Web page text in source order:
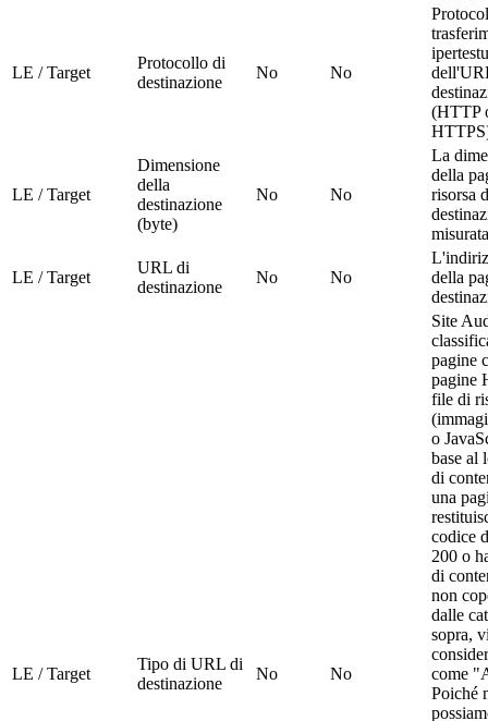
LE / Target
Protocollo di
destinazione
No No
(HTTP
LE / Target
Dimensione
della
destinazione
(byte)
No No
La
della
risorsa
LE / Target
URL di
destinazione
No No
della
LE / Target
Tipo di URL di
destinazione
No No
Site
pagine
pagine
file di
o
base al
di
una
codice
200 o
di
non
dalle
sopra,
come
Poiché